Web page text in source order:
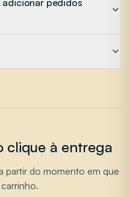
clique à entrega
partir do momento em que